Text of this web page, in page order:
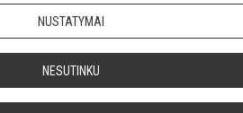
NUSTATYMAI
NESUTINKU